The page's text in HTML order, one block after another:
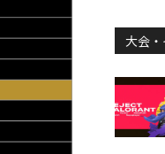
大会